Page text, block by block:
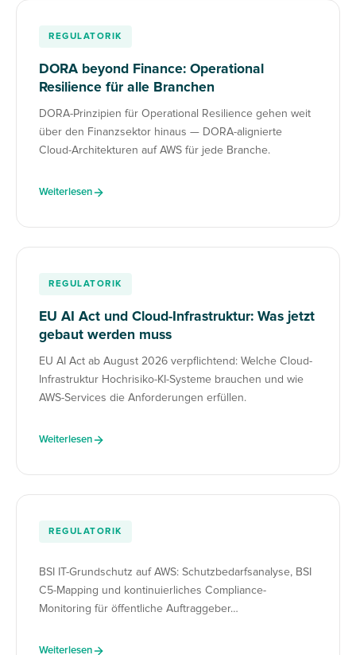
REGULATORIK
DORA beyond Finance: Operational
Resilience für alle Branchen
DORA-Prinzipien für Operational Resilience gehen weit
über den Finanzsektor hinaus — DORA-alignierte
Cloud-Architekturen auf AWS für jede Branche.
Weiterlesen
REGULATORIK
EU AI Act und Cloud-Infrastruktur: Was jetzt
gebaut werden muss
EU AI Act ab August 2026 verpflichtend: Welche Cloud-
Infrastruktur Hochrisiko-KI-Systeme brauchen und wie
AWS-Services die Anforderungen erfüllen.
Weiterlesen
REGULATORIK
BSI IT-Grundschutz auf AWS: Schutzbedarfsanalyse, BSI
C5-Mapping und kontinuierliches Compliance-
Monitoring für öffentliche Auftraggeber…
Weiterlesen